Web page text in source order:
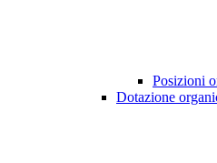
Posizioni
Dotazione